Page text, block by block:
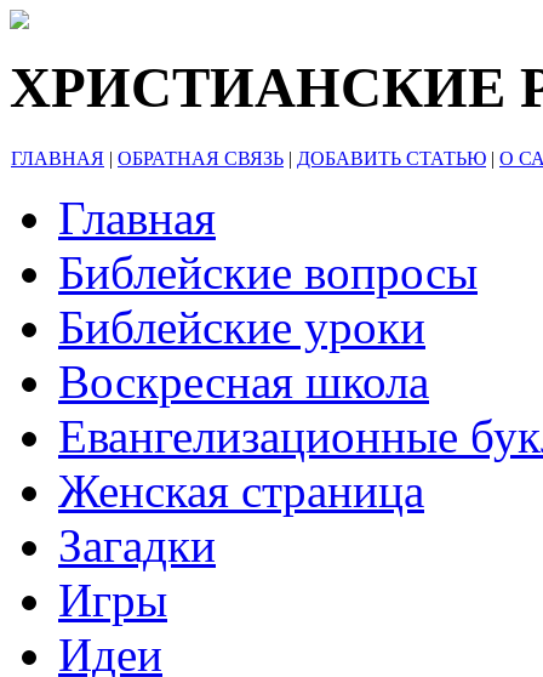
ХРИСТИАНСКИЕ
ГЛАВНАЯ | ОБРАТНАЯ СВЯЗЬ | ДОБАВИТЬ СТАТЬЮ | О
Главная
Библейские вопросы
Библейские уроки
Воскресная школа
Евангелизационные
Женская страница
Загадки
Игры
Идеи